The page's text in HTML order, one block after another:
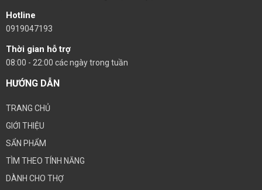
Hotline
0919047193
Thời gian hỗ trợ
08:00 - 22:00 các ngày trong tuần
HƯỚNG DẪN
TRANG CHỦ
GIỚI THIỆU
SẨN PHẨM
TÌM THEO TÍNH NĂNG
DÀNH CHO THỢ